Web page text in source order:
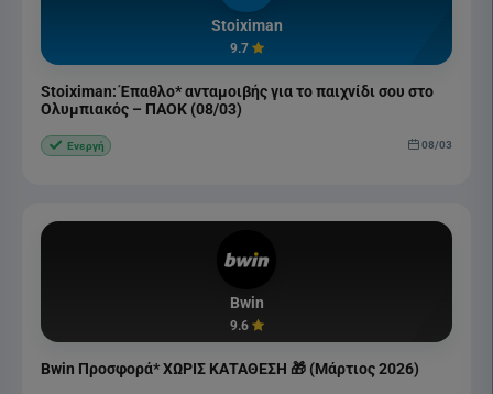
Stoiximan
9.7
Stoiximan: Έπαθλο* ανταμοιβής για το παιχνίδι σου στο
Ολυμπιακός – ΠΑΟΚ (08/03)
Ενεργή 08/03
Bwin
9.6
Bwin Προσφορά* ΧΩΡΙΣ ΚΑΤΑΘΕΣΗ 🎁 (Μάρτιος 2026)